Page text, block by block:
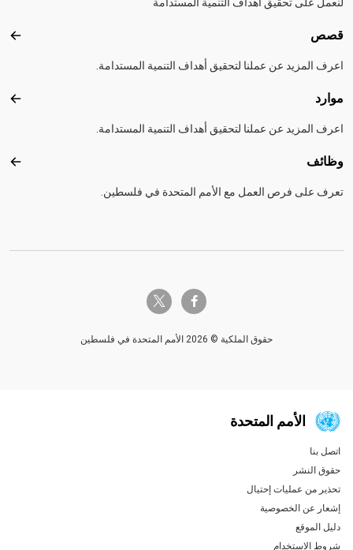
لنعمل على تحقيق أهداف التنمية المستدامة
قصص
اعرف المزيد عن عملنا لتحقيق أهداف التنمية المستدامة.
موارد
اعرف المزيد عن عملنا لتحقيق أهداف التنمية المستدامة.
وظائف
تعرف على فرص العمل مع الأمم المتحدة في فلسطين.
facebook-f
twitter-x
حقوق الملكية © 2026 الأمم المتحدة في فلسطين
الأمم المتحدة
Global U.N. menu
اتصل بنا
حقوق النشر
تحذير من عمليات إحتيال
إشعار عن الخصوصية
دليل الموقع
شروط الاستخدام